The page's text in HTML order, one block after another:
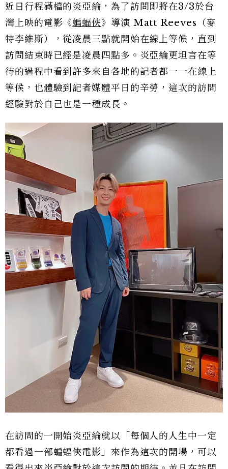
近日行程滿檔的炎亞綸，為了訪問即將在3/3於台
灣上映的電影《蝙蝠俠》導演 Matt Reeves（麥
特李維斯），從凌晨三點就開始在線上等候，直到
訪問結束時已經是凌晨四點多。炎亞綸更坦言在等
待的過程中看到許多來自各地的記者都一一在線上
等候，也體驗到記者媒體平日的辛勞，這次的訪問
經驗對於自己也是一種成長。
在訪問的一開始炎亞綸就以「每個人的人生中一定
都看過一部蝙蝠俠電影」來作為這次的開場，可以